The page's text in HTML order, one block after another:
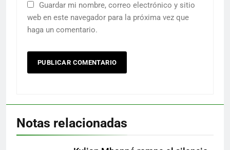
Guardar mi nombre, correo electrónico y sitio
web en este navegador para la próxima vez que
haga un comentario.
Notas relacionadas